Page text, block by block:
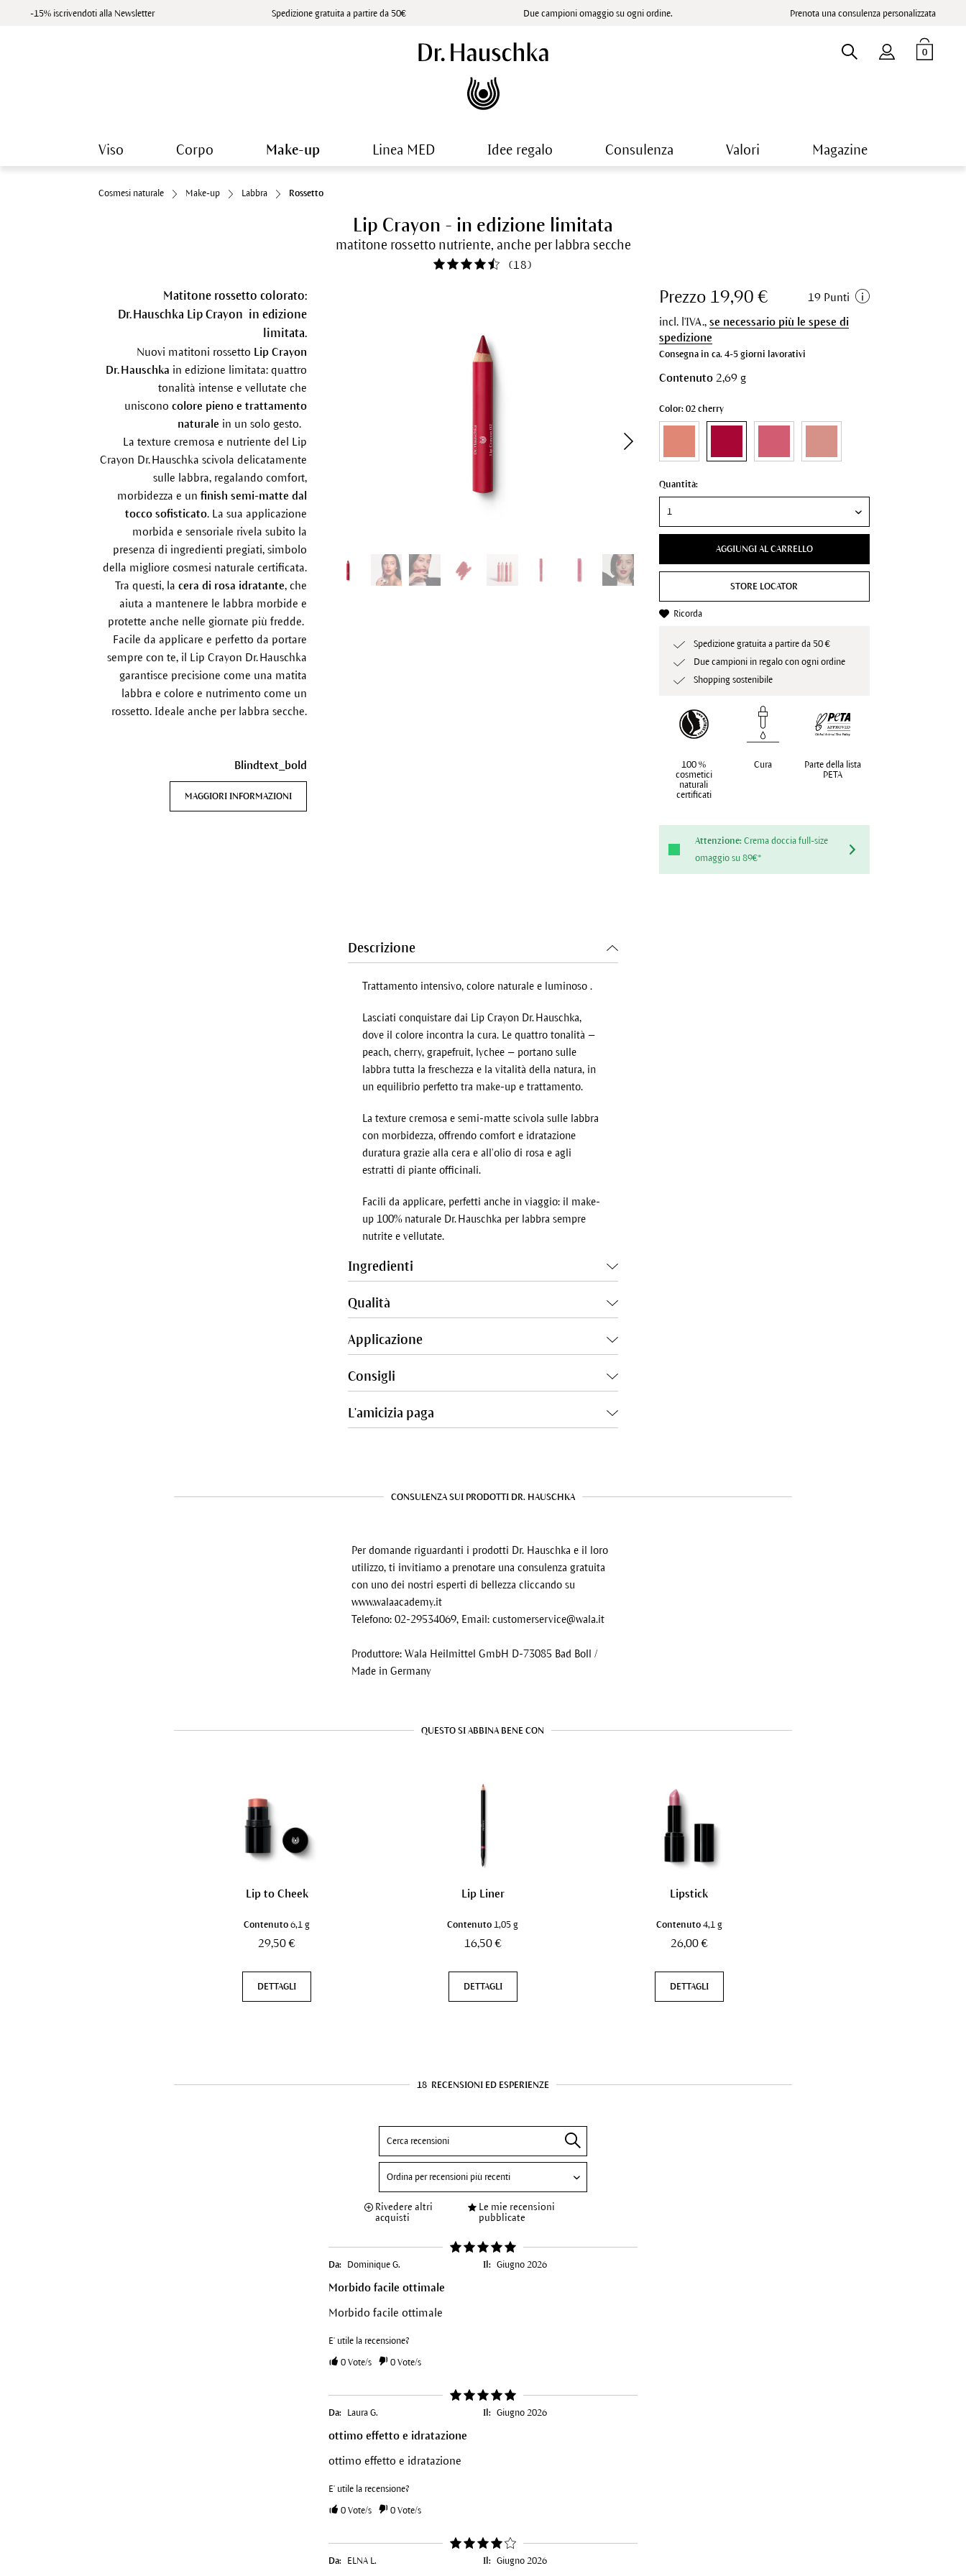
-15% iscrivendoti alla Newsletter Spedizione gratuita a partire da 50€ Due campioni omaggio su ogni ordine. Prenota una consulenza personalizzata
0
Viso Corpo Make-up Linea MED Idee regalo Consulenza Valori Magazine
Cosmesi naturale Make-up Labbra Rossetto
Lip Crayon - in edizione limitata
matitone rossetto nutriente, anche per labbra secche
(18)
Matitone rossetto colorato:
Dr. Hauschka Lip Crayon in edizione
limitata.
Nuovi matitoni rossetto Lip Crayon
Dr. Hauschka in edizione limitata: quattro
tonalità intense e vellutate che
uniscono colore pieno e trattamento
naturale in un solo gesto.
La texture cremosa e nutriente del Lip
Crayon Dr. Hauschka scivola delicatamente
sulle labbra, regalando comfort,
morbidezza e un finish semi-matte dal
tocco sofisticato. La sua applicazione
morbida e sensoriale rivela subito la
presenza di ingredienti pregiati, simbolo
della migliore cosmesi naturale certificata.
Tra questi, la cera di rosa idratante, che
aiuta a mantenere le labbra morbide e
protette anche nelle giornate più fredde.
Facile da applicare e perfetto da portare
sempre con te, il Lip Crayon Dr. Hauschka
garantisce precisione come una matita
labbra e colore e nutrimento come un
rossetto. Ideale anche per labbra secche.
Blindtext_bold
MAGGIORI INFORMAZIONI
Prezzo 19,90 € 19 Punti
incl. l'IVA.,se necessario più le spese di
spedizione
Consegna in ca. 4-5 giorni lavorativi
Contenuto 2,69 g
Color: 02 cherry
Quantità:
AGGIUNGI AL CARRELLO
STORE LOCATOR
Ricorda
Spedizione gratuita a partire da 50 €
Due campioni in regalo con ogni ordine
Shopping sostenibile
100 %
cosmetici
naturali
certificati
Cura
Parte della lista
PETA
Attenzione: Crema doccia full-size
omaggio su 89€*
Descrizione
Trattamento intensivo, colore naturale e luminoso .
Lasciati conquistare dai Lip Crayon Dr. Hauschka,
dove il colore incontra la cura. Le quattro tonalità —
peach, cherry, grapefruit, lychee — portano sulle
labbra tutta la freschezza e la vitalità della natura, in
un equilibrio perfetto tra make-up e trattamento.
La texture cremosa e semi-matte scivola sulle labbra
con morbidezza, offrendo comfort e idratazione
duratura grazie alla cera e all’olio di rosa e agli
estratti di piante officinali.
Facili da applicare, perfetti anche in viaggio: il make-
up 100% naturale Dr. Hauschka per labbra sempre
nutrite e vellutate.
Ingredienti
Qualità
Applicazione
Consigli
L'amicizia paga
CONSULENZA SUI PRODOTTI DR. HAUSCHKA
Per domande riguardanti i prodotti Dr. Hauschka e il loro
utilizzo, ti invitiamo a prenotare una consulenza gratuita
con uno dei nostri esperti di bellezza cliccando su
www.walaacademy.it
Telefono: 02-29534069, Email: customerservice@wala.it
Produttore: Wala Heilmittel GmbH D-73085 Bad Boll /
Made in Germany
QUESTO SI ABBINA BENE CON
Lip to Cheek
Contenuto6,1 g
29,50 €
DETTAGLI
Lip Liner
Contenuto1,05 g
16,50 €
DETTAGLI
Lipstick
Contenuto 4,1 g
26,00 €
DETTAGLI
18 RECENSIONI ED ESPERIENZE
Rivedere altri
acquisti
Le mie recensioni
pubblicate
Da: Dominique G. Il: Giugno 2026
Morbido facile ottimale
Morbido facile ottimale
E' utile la recensione?
0Vote/s 0Vote/s
Da: Laura G. Il: Giugno 2026
ottimo effetto e idratazione
ottimo effetto e idratazione
E' utile la recensione?
0Vote/s 0Vote/s
Da: ELNA L. Il: Giugno 2026